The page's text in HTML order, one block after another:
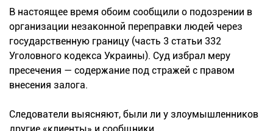
В настоящее время обоим сообщили о подозрении в
организации незаконной переправки людей через
государственную границу (часть 3 статьи 332
Уголовного кодекса Украины). Суд избрал меру
пресечения — содержание под стражей с правом
внесения залога.
Следователи выясняют, были ли у злоумышленников